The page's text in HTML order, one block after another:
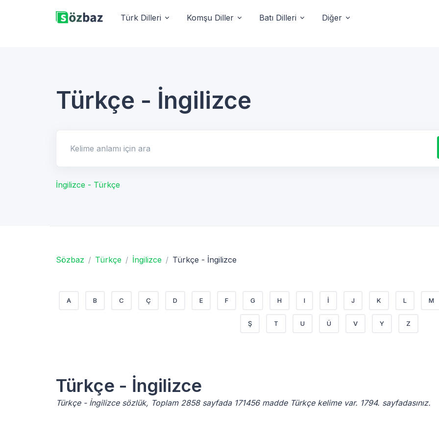
Türk Dilleri Komşu Diller Batı Dilleri Diğer
Türkçe - İngilizce
İngilizce - Türkçe
Sözbaz Türkçe İngilizce Türkçe - İngilizce
A B C Ç D E F G H I İ J K L M
Ş T U Ü V Y Z
Türkçe - İngilizce
Türkçe - İngilizce sözlük, Toplam 2858 sayfada 171456 madde Türkçe kelime var. 1794. sayfadasınız.